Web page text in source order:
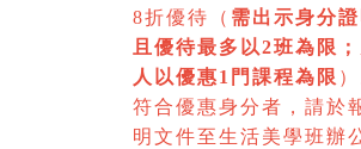
8折優待（ 需出示身分
且優待最多以2班為限 ；
人以優惠1門課程為限
符合優惠身分者，請於
明文件至生活美學班辦